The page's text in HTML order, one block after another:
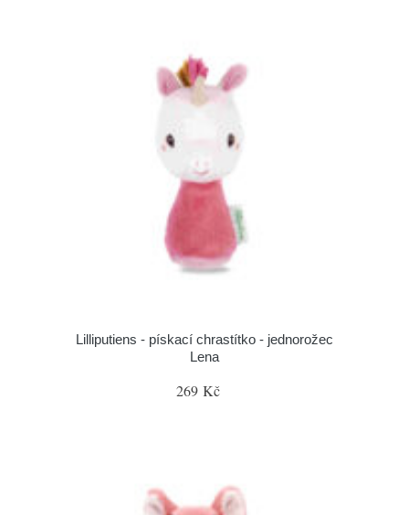
Lilliputiens - pískací chrastítko - jednorožec
Lena
269 Kč